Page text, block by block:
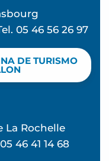
partagé en
à Chatel
moules
rosier...
05 46 56 26 97
DE TURISMO
La Rochelle
46 41 14 68